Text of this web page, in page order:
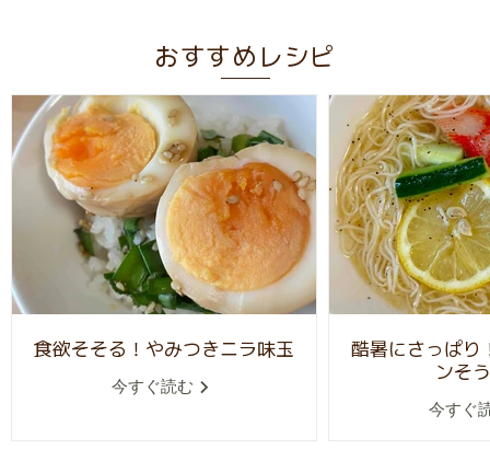
おすすめレシピ
食欲そそる！やみつきニラ味玉
今すぐ読む
酷暑にさっぱり
ンそ
今すぐ